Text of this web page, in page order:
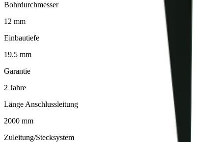
Bohrdurchmesser
12 mm
Einbautiefe
19.5 mm
Garantie
2 Jahre
Länge Anschlussleitung
2000 mm
Zuleitung/Stecksystem